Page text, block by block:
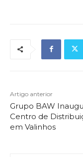
Artigo anterior
Grupo BAW
Centro de
em Valinhos